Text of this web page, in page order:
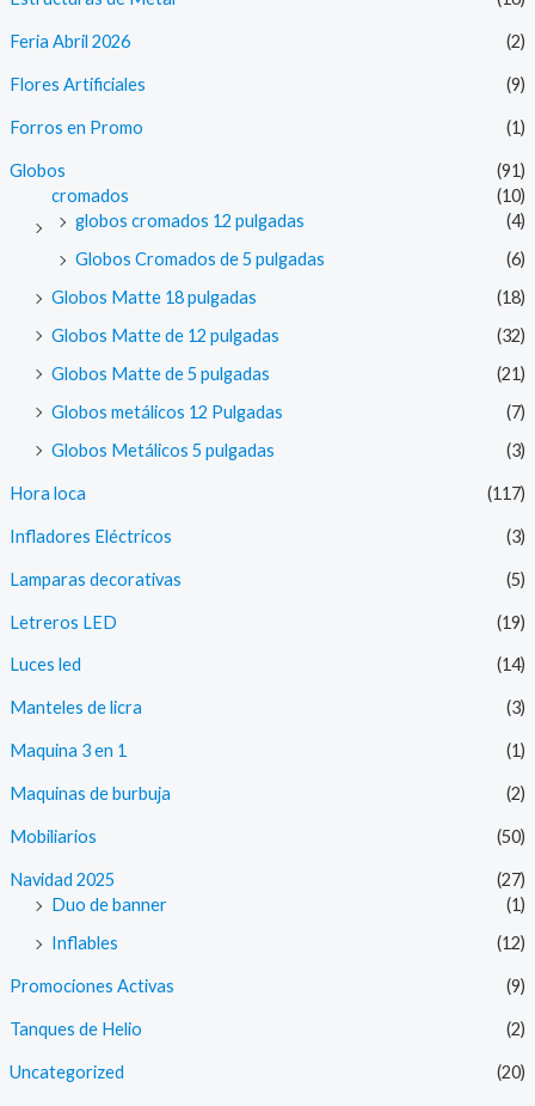
Feria Abril 2026 (2)
Flores Artificiales (9)
Forros en Promo (1)
Globos
(91)
cromados
(10)
globos cromados 12 pulgadas
(4)
Globos Cromados de 5 pulgadas
(6)
Globos Matte 18 pulgadas
(18)
Globos Matte de 12 pulgadas
(32)
Globos Matte de 5 pulgadas
(21)
Globos metálicos 12 Pulgadas
(7)
Globos Metálicos 5 pulgadas
(3)
Hora loca (117)
Infladores Eléctricos (3)
Lamparas decorativas (5)
Letreros LED (19)
Luces led (14)
Manteles de licra (3)
Maquina 3 en 1 (1)
Maquinas de burbuja (2)
Mobiliarios (50)
Navidad 2025
(27)
Duo de banner
(1)
Inflables
(12)
Promociones Activas (9)
Tanques de Helio (2)
Uncategorized (20)